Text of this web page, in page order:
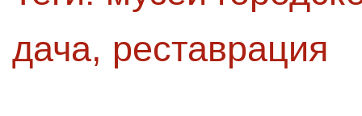
дача, реставрация